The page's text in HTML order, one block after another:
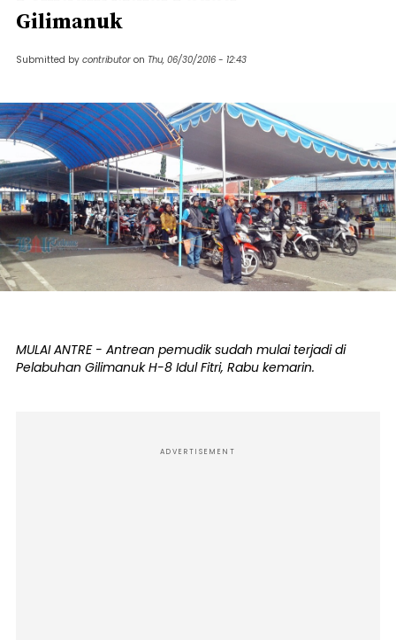
Gilimanuk
Submitted by contributor on Thu, 06/30/2016 - 12:43
MULAI ANTRE - Antrean pemudik sudah mulai terjadi di
Pelabuhan Gilimanuk H-8 Idul Fitri, Rabu kemarin.
ADVERTISEMENT